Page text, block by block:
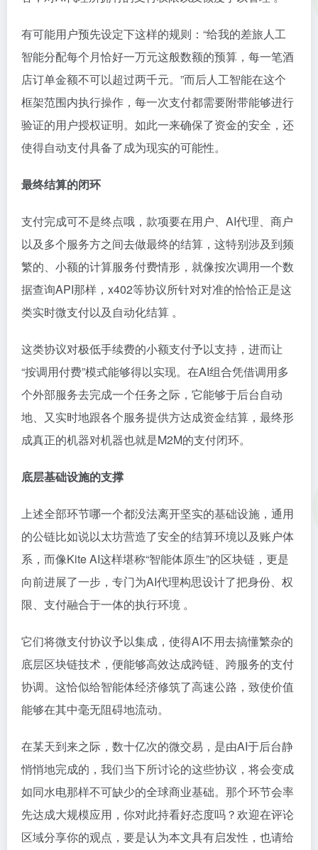
有可能用户预先设定下这样的规则：“给我的差旅人工
智能分配每个月恰好一万元这般数额的预算，每一笔酒
店订单金额不可以超过两千元。”而后人工智能在这个
框架范围内执行操作，每一次支付都需要附带能够进行
验证的用户授权证明。如此一来确保了资金的安全，还
使得自动支付具备了成为现实的可能性。
最终结算的闭环
支付完成可不是终点哦，款项要在用户、AI代理、商户
以及多个服务方之间去做最终的结算，这特别涉及到频
繁的、小额的计算服务付费情形，就像按次调用一个数
据查询API那样，x402等协议所针对对准的恰恰正是这
类实时微支付以及自动化结算 。
这类协议对极低手续费的小额支付予以支持，进而让
“按调用付费”模式能够得以实现。在AI组合凭借调用多
个外部服务去完成一个任务之际，它能够于后台自动
地、又实时地跟各个服务提供方达成资金结算，最终形
成真正的机器对机器也就是M2M的支付闭环。
底层基础设施的支撑
上述全部环节哪一个都没法离开坚实的基础设施，通用
的公链比如说以太坊营造了安全的结算环境以及账户体
系，而像Kite AI这样堪称“智能体原生”的区块链，更是
向前进展了一步，专门为AI代理构思设计了把身份、权
限、支付融合于一体的执行环境 。
它们将微支付协议予以集成，使得AI不用去搞懂繁杂的
底层区块链技术，便能够高效达成跨链、跨服务的支付
协调。这恰似给智能体经济修筑了高速公路，致使价值
能够在其中毫无阻碍地流动。
在某天到来之际，数十亿次的微交易，是由AI于后台静
悄悄地完成的，我们当下所讨论的这些协议，将会变成
如同水电那样不可缺少的全球商业基础。那个环节会率
先达成大规模应用，你对此持看好态度吗？欢迎在评论
区域分享你的观点，要是认为本文具有启发性，也请给